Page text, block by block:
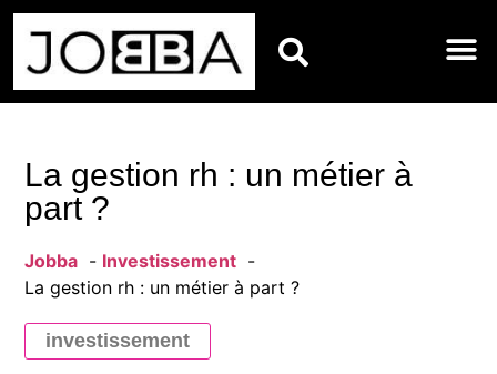
La gestion rh : un métier à
part ?
Jobba
Investissement
La gestion rh : un métier à part ?
investissement